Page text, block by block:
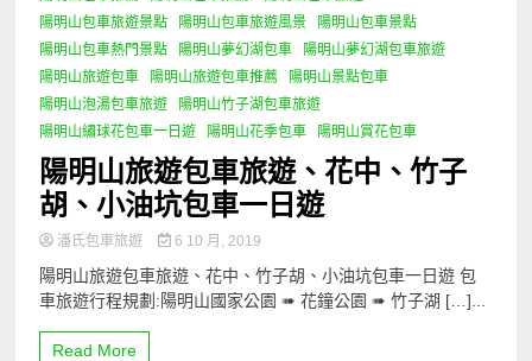
陽明山包車旅遊景點
陽明山包車旅遊風景
陽明山包車景點
陽明山包車熱門景點
陽明山夢幻湖包車
陽明山夢幻湖包車旅遊
陽明山旅遊包車
陽明山旅遊包車推薦
陽明山景點包車
陽明山泡湯包車旅遊
陽明山竹子湖包車旅遊
陽明山繡球花包車一日遊
陽明山花季包車 陽明山賞花包車
陽明山旅遊包車旅遊、花中、竹子
胡、小油坑包車一日遊
潘氏包車旅遊 6 10 月, 2019
陽明山旅遊包車旅遊、花中、竹子胡、小油坑包車一日遊 包
車旅遊行程規劃:陽明山國家公園 ➠ 花鐘公園 ➠ 竹子湖 […]...
Read More